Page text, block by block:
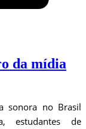
da mídia
sonora no Brasil
estudantes de